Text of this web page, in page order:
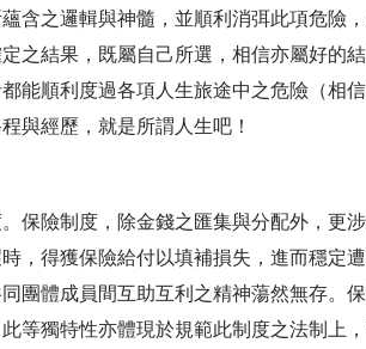
含之邏輯與神髓，並順利消弭此項危險
之結果，既屬自己所選，相信亦屬好的結
能順利度過各項人生旅途中之危險（相
與經歷，就是所謂人生吧！
保險制度，除金錢之匯集與分配外，更
，得獲保險給付以填補損失，進而穩定
團體成員間互助互利之精神蕩然無存。
等獨特性亦體現於規範此制度之法制上